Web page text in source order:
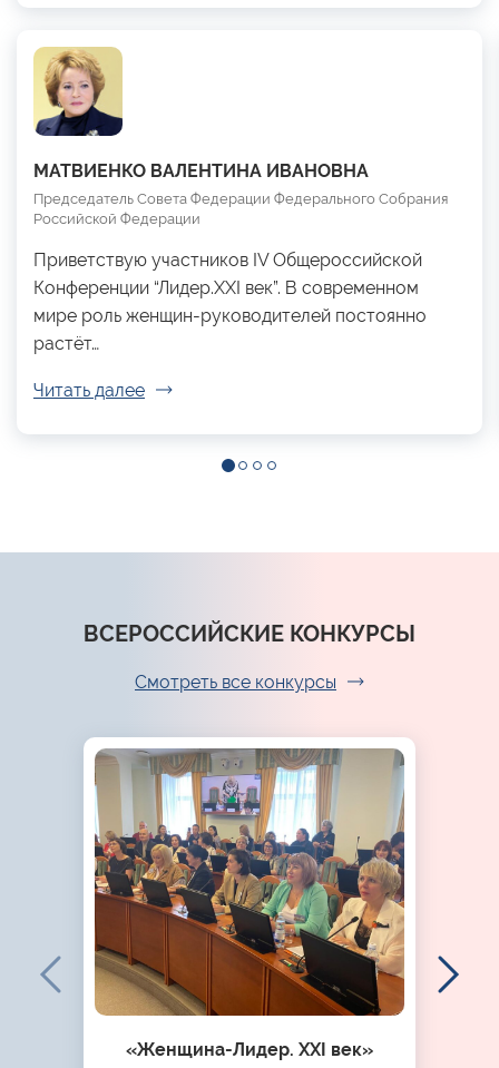
МАТВИЕНКО ВАЛЕНТИНА ИВАНОВНА
Председатель Совета Федерации Федерального Собрания
Российской Федерации
Приветствую участников IV Общероссийской
Конференции “Лидер.XXI век”. В современном
мире роль женщин-руководителей постоянно
растёт…
Читать далее
ВСЕРОССИЙСКИЕ КОНКУРСЫ
Смотреть все конкурсы
«Женщина-Лидер. XXI век»